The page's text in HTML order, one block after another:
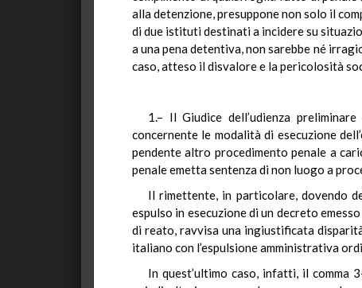
alla detenzione, presuppone non solo il
di due istituti destinati a incidere su
a una pena detentiva, non sarebbe né
caso, atteso il disvalore e la pericolosità
1.– Il Giudice dell’udienza
concernente le modalità di esecuzione
pendente altro procedimento penale a
penale emetta sentenza di non luogo a
Il rimettente, in particolare, dovendo
espulso in esecuzione di un decreto
di reato, ravvisa una ingiustificata
italiano con l’espulsione amministrativa
In quest’ultimo caso, infatti, il comma